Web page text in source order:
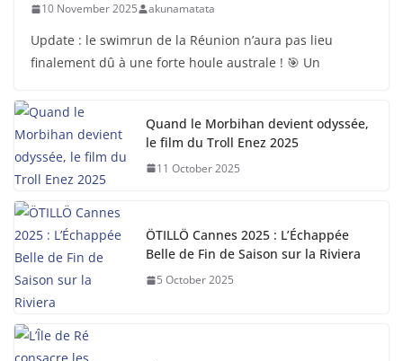
10 November 2025 akunamatata
Update : le swimrun de la Réunion n’aura pas lieu
finalement dû à une forte houle australe ! 🎯 Un
Quand le Morbihan devient odyssée,
le film du Troll Enez 2025
11 October 2025
ÖTILLÖ Cannes 2025 : L’Échappée
Belle de Fin de Saison sur la Riviera
5 October 2025